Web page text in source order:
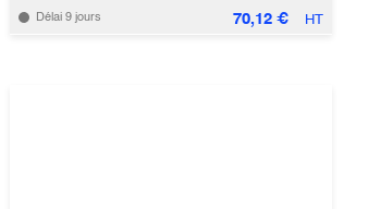
Délai 9 jours 70,12 € HT